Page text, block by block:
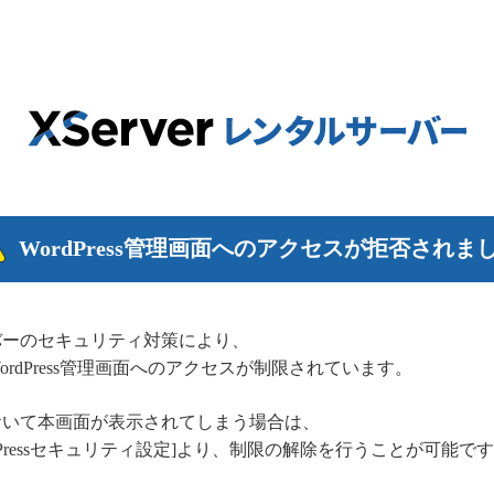
WordPress管理画面へのアクセスが拒否されま
のセキュリティ対策により、
管理画面へのアクセスが制限されています。
て本画面が表示されてしまう場合は、
セキュリティ設定]より、制限の解除を行うことが可能です